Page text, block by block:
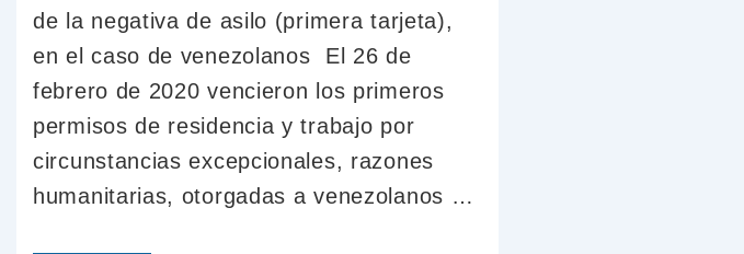
de la negativa de asilo (primera tarjeta),
en el caso de venezolanos El 26 de
febrero de 2020 vencieron los primeros
permisos de residencia y trabajo por
circunstancias excepcionales, razones
humanitarias, otorgadas a venezolanos …